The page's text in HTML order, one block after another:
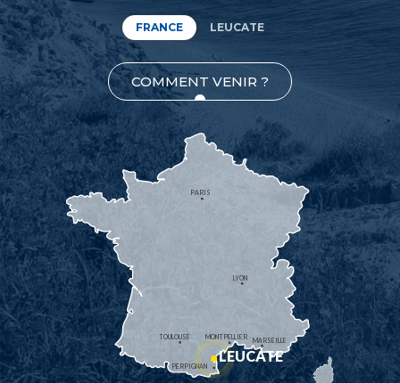
FRANCE LEUCATE
COMMENT VENIR ?
MONTPELLIER
PERPIGNAN
MARSEILLE
TOULOUSE
LYON
PARIS
LEUCATE